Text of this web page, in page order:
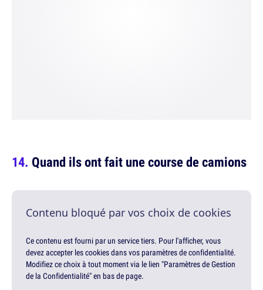
Quand ils ont fait une course de camions
Contenu bloqué par vos choix de cookies
Ce contenu est fourni par un service tiers. Pour l'afficher, vous
devez accepter les cookies dans vos paramètres de confidentialité.
Modifiez ce choix à tout moment via le lien "Paramètres de Gestion
de la Confidentialité" en bas de page.